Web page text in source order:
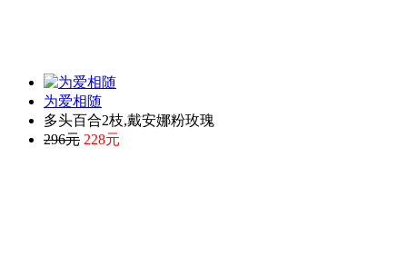
为爱相随
多头百合2枝,戴安娜粉玫瑰
296元 228元